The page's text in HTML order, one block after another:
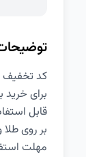
کد تخفیف 70 هزار تومانی DKLP
برای خرید بیش از
قابل
بر روی
مهلت